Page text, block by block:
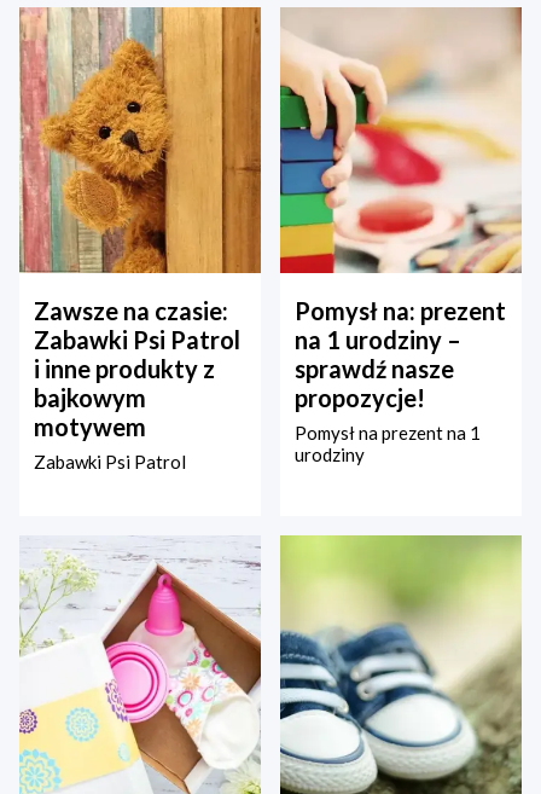
Zawsze na czasie:
Zabawki Psi Patrol
i inne produkty z
bajkowym
motywem
Zabawki Psi Patrol
Pomysł na: prezent
na 1 urodziny –
sprawdź nasze
propozycje!
Pomysł na prezent na 1
urodziny